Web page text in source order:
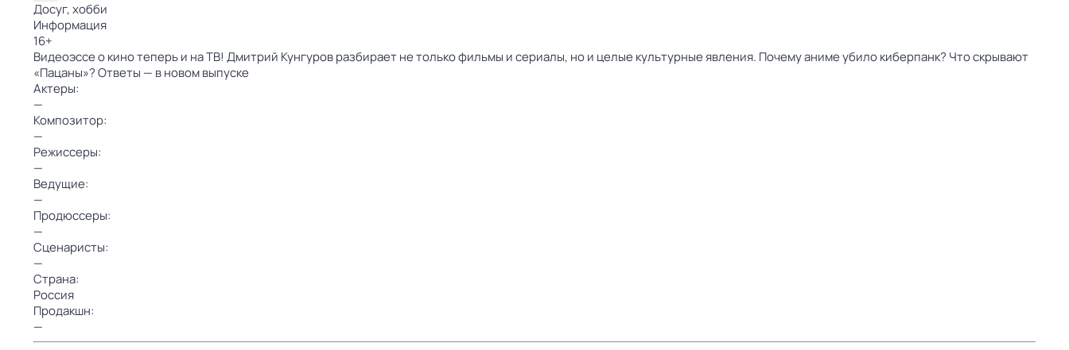
Досуг, хобби
Информация
16+
Видеоэссе о кино теперь и на ТВ! Дмитрий Кунгуров разбирает не только фильмы и сериалы, но и целые культурные явления. Почему аниме убило киберпанк? Что скрывают
«Пацаны»? Ответы — в новом выпуске
Актеры:
—
Композитор:
—
Режиссеры:
—
Ведущие:
—
Продюссеры:
—
Сценаристы:
—
Страна:
Россия
Продакшн:
—